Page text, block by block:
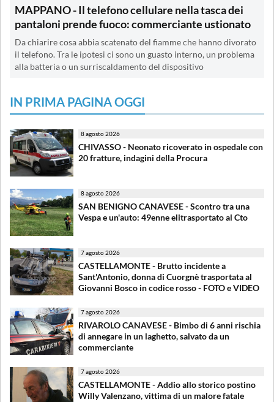
MAPPANO - Il telefono cellulare nella tasca dei
pantaloni prende fuoco: commerciante ustionato
Da chiarire cosa abbia scatenato del fiamme che hanno divorato
il telefono. Tra le ipotesi ci sono un guasto interno, un problema
alla batteria o un surriscaldamento del dispositivo
IN PRIMA PAGINA OGGI
8 agosto 2026
CHIVASSO - Neonato ricoverato in ospedale con
20 fratture, indagini della Procura
8 agosto 2026
SAN BENIGNO CANAVESE - Scontro tra una
Vespa e un'auto: 49enne elitrasportato al Cto
7 agosto 2026
CASTELLAMONTE - Brutto incidente a
Sant'Antonio, donna di Cuorgnè trasportata al
Giovanni Bosco in codice rosso - FOTO e VIDEO
7 agosto 2026
RIVAROLO CANAVESE - Bimbo di 6 anni rischia
di annegare in un laghetto, salvato da un
commerciante
7 agosto 2026
CASTELLAMONTE - Addio allo storico postino
Willy Valenzano, vittima di un malore fatale